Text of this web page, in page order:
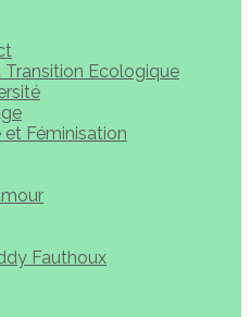
Ecologique
et Féminisation
Fauthoux